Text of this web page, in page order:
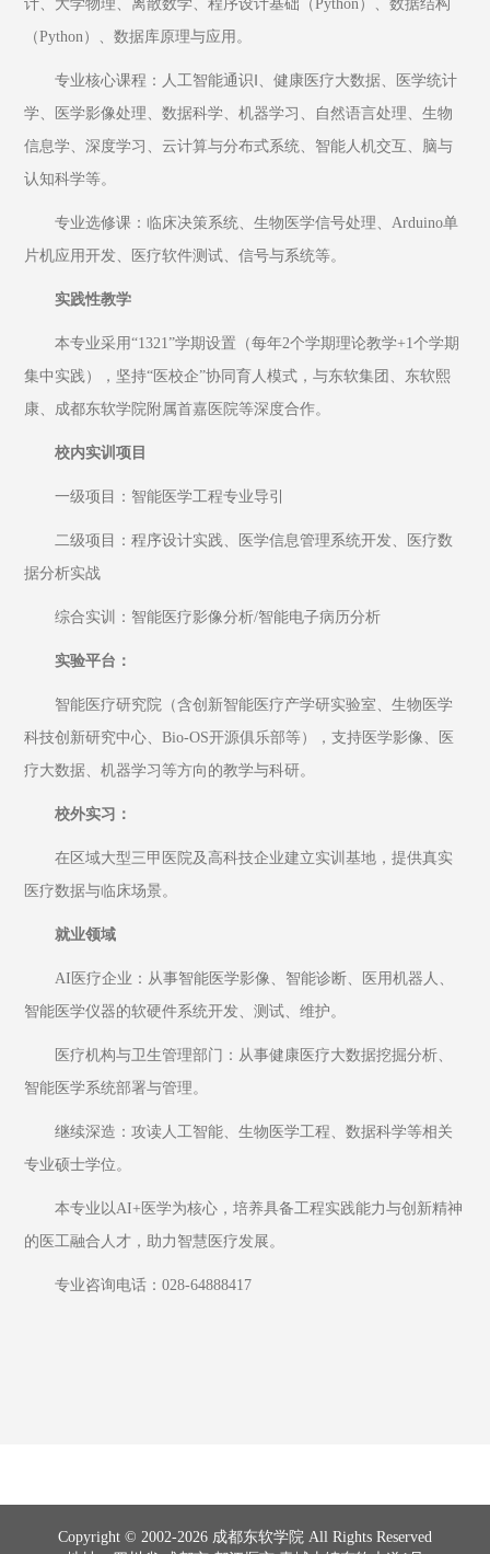
计、大学物理、离散数学、程序设计基础（Python）、数据结构
（Python）、数据库原理与应用。
专业核心课程：人工智能通识Ⅰ、健康医疗大数据、医学统计
学、医学影像处理、数据科学、机器学习、自然语言处理、生物
信息学、深度学习、云计算与分布式系统、智能人机交互、脑与
认知科学等。
专业选修课：临床决策系统、生物医学信号处理、Arduino单
片机应用开发、医疗软件测试、信号与系统等。
实践性教学
本专业采用“1321”学期设置（每年2个学期理论教学+1个学期
集中实践），坚持“医校企”协同育人模式，与东软集团、东软熙
康、成都东软学院附属首嘉医院等深度合作。
校内实训项目
一级项目：智能医学工程专业导引
二级项目：程序设计实践、医学信息管理系统开发、医疗数
据分析实战
综合实训：智能医疗影像分析/智能电子病历分析
实验平台：
智能医疗研究院（含创新智能医疗产学研实验室、生物医学
科技创新研究中心、Bio-OS开源俱乐部等），支持医学影像、医
疗大数据、机器学习等方向的教学与科研。
校外实习：
在区域大型三甲医院及高科技企业建立实训基地，提供真实
医疗数据与临床场景。
就业领域
AI医疗企业：从事智能医学影像、智能诊断、医用机器人、
智能医学仪器的软硬件系统开发、测试、维护。
医疗机构与卫生管理部门：从事健康医疗大数据挖掘分析、
智能医学系统部署与管理。
继续深造：攻读人工智能、生物医学工程、数据科学等相关
专业硕士学位。
本专业以AI+医学为核心，培养具备工程实践能力与创新精神
的医工融合人才，助力智慧医疗发展。
专业咨询电话：028-64888417
Copyright © 2002-2026 成都东软学院 All Rights Reserved